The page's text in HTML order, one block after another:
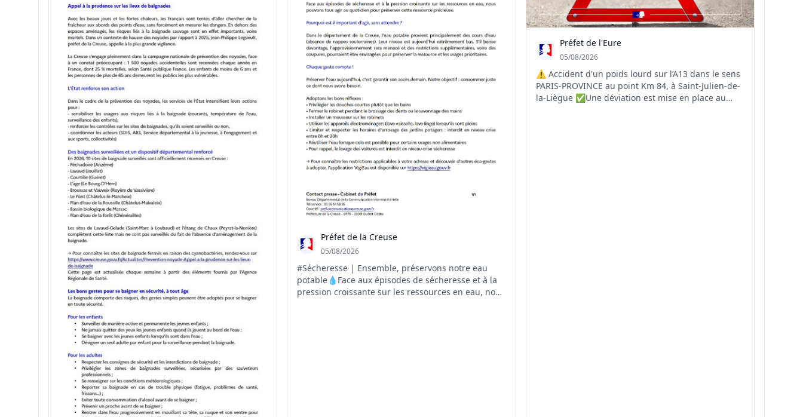
Préfet de la Creuse
05/08/2026
#Sécheresse | Ensemble, préservons notre eau
potable💧Face aux épisodes de sécheresse et à la
pression croissante sur les ressources en eau, nous
Préfet de l'Eure
05/08/2026
⚠️ Accident d'un poids lourd sur l’A13 dans le sens
PARIS-PROVINCE au point Km 84, à Saint-Julien-de-
la-Liègue ✅Une déviation est mise en place au